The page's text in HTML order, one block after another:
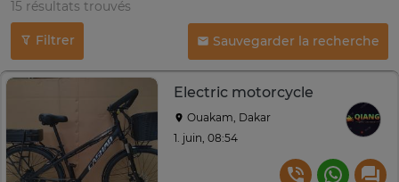
15 résultats trouvés
Filtrer Sauvegarder la recherche
Electric motorcycle
Ouakam, Dakar
1. juin, 08:54